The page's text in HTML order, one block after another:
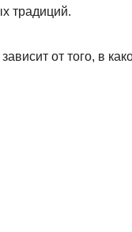
традиций.
от того, в